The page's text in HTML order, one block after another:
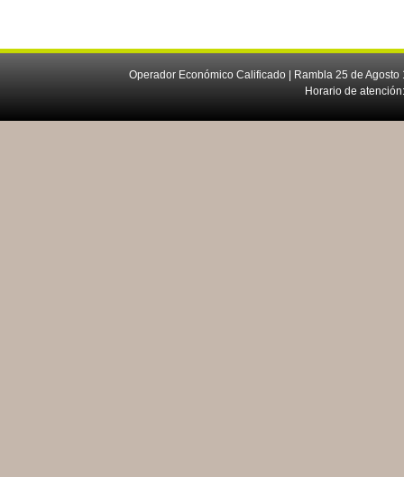
Operador Económico Calificado | Rambla 25 de
Horario de